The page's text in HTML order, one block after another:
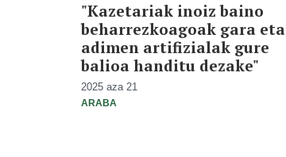
"Kazetariak inoiz baino
beharrezkoagoak gara eta
adimen artifizialak gure
balioa handitu dezake"
2025 aza 21
ARABA